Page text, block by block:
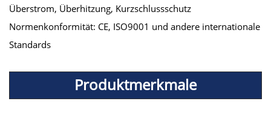
Überstrom, Überhitzung, Kurzschlussschutz
Normenkonformität: CE, ISO9001 und andere internationale
Standards
Produktmerkmale